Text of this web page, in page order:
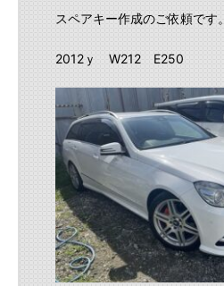
スペアキー作成のご依頼です。
2012ｙ W212 E250